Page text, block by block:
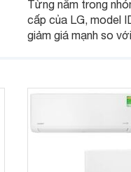
Từng nằm trong
cấp của LG, model
giảm giá mạnh so
đại.